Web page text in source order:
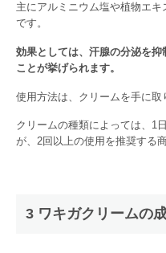
主にアルミニウム塩や植物エ
です。
効果としては、汗腺の分泌を
ことが挙げられます。
使用方法は、クリームを手に取
クリームの種類によっては、1
が、2回以上の使用を推奨する
3 ワキガクリームの